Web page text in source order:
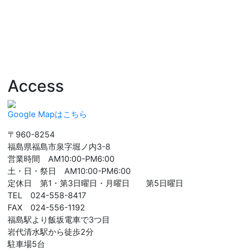
Access
Google Mapはこちら
〒960-8254
福島県福島市泉字堀ノ内3-8
営業時間 AM10:00-PM6:00
土・日・祭日 AM10:00-PM6:00
定休日 第1・第3日曜日・月曜日 第5日曜日
TEL 024-558-8417
FAX 024-556-1192
福島駅より飯坂電車で3つ目
岩代清水駅から徒歩2分
駐車場5台